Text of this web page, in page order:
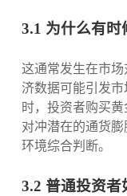
3.1 为什么有时
这通常发生在市
济数据可能引发
时，投资者购买
对冲潜在的通货
环境综合判断。
3.2 普通投资者